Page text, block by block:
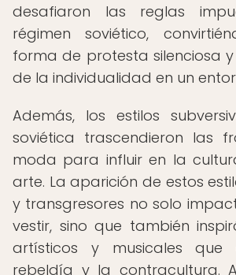
desafiaron las reglas
régimen soviético,
forma de protesta silenciosa
de la individualidad en un
Además, los estilos
soviética trascendieron las
moda para influir en la
arte. La aparición de estos
y transgresores no solo
vestir, sino que también
artísticos y musicales que
rebeldía y la contracultura.